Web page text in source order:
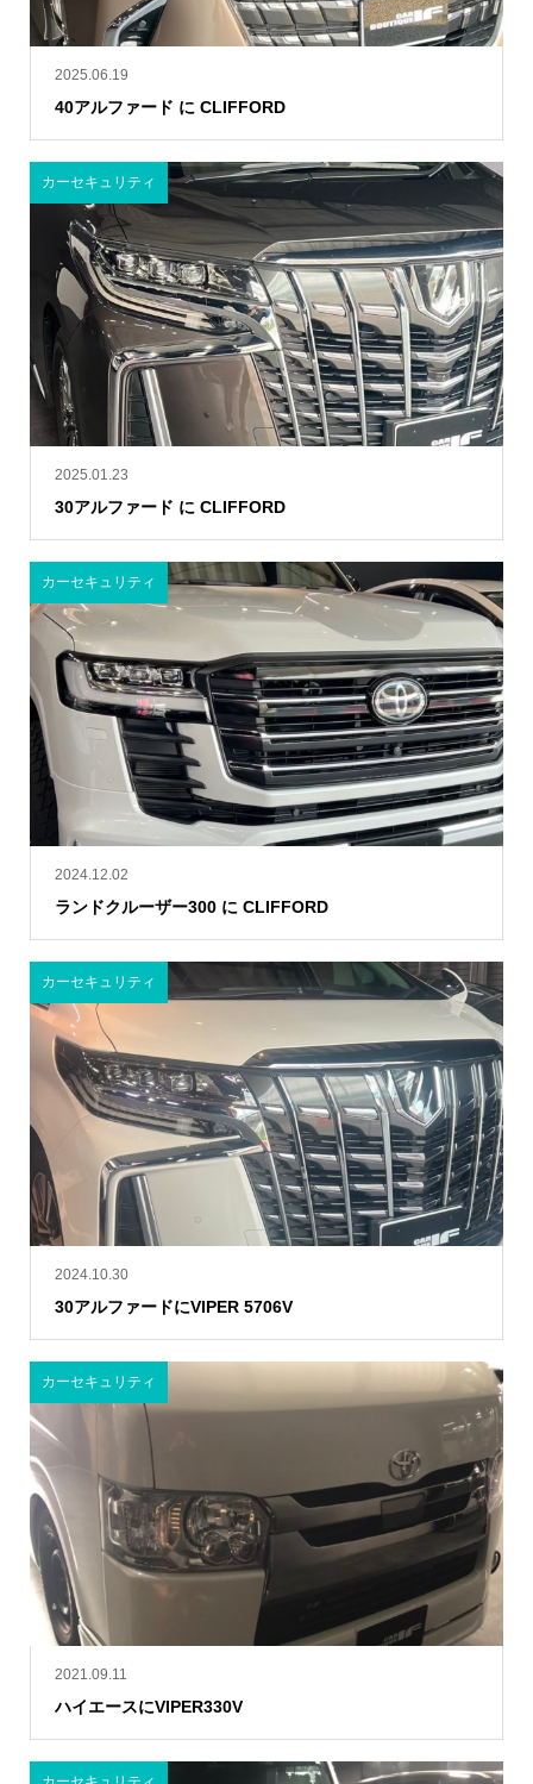
2025.06.19
40アルファード に CLIFFORD
2025.01.23
30アルファード に CLIFFORD
カーセキュリティ
2024.12.02
ランドクルーザー300 に CLIFFORD
カーセキュリティ
2024.10.30
30アルファードにVIPER 5706V
カーセキュリティ
2021.09.11
ハイエースにVIPER330V
カーセキュリティ